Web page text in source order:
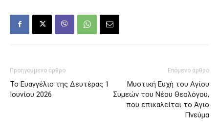
Προηγούμενο άρθρο
Το Ευαγγέλιο της Δευτέρας 1
Ιουνίου 2026
Επόμενο άρθρο
Μυστική Ευχή του Αγίου
Συμεών του Νέου Θεολόγου,
που επικαλείται το Άγιο
Πνεύμα